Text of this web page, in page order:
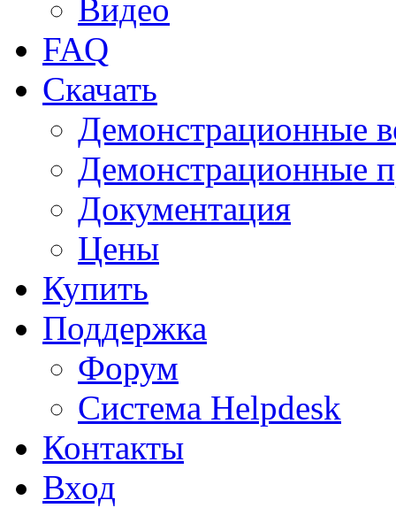
Видео
FAQ
Скачать
Демонстрационные
Демонстрационные
Документация
Цены
Купить
Поддержка
Форум
Система Helpdesk
Контакты
Вход